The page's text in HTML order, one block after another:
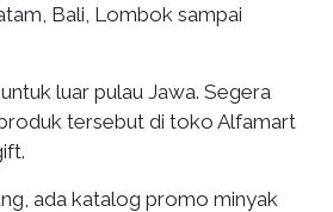
Bali, Lombok sampai
luar pulau Jawa. Segera
tersebut di toko Alfamart
ada katalog promo minyak